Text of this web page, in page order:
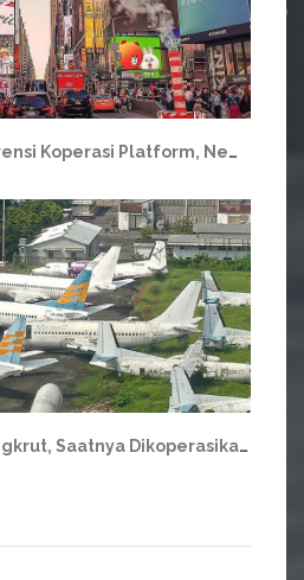
Kiprah ICCI di Konferensi Koperasi Platform, New York
Setelah 7 BUMN Bangkrut, Saatnya Dikoperasikan?